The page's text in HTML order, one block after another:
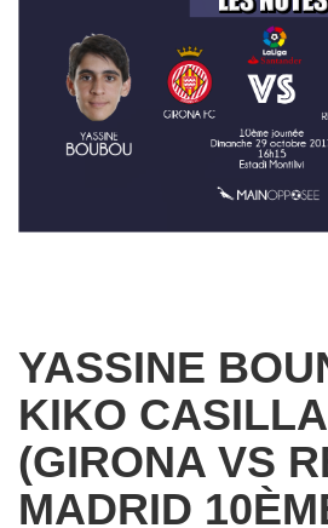
YASSINE
KIKO CASILLA
(GIRONA VS
MADRID